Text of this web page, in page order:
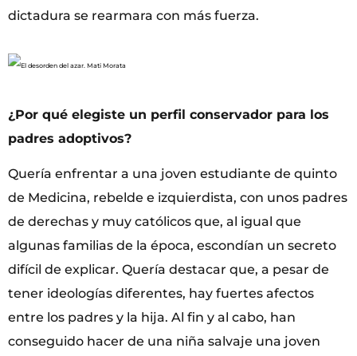
dictadura se rearmara con más fuerza.
¿Por qué elegiste un perfil conservador para los
padres adoptivos?
Quería enfrentar a una joven estudiante de quinto
de Medicina, rebelde e izquierdista, con unos padres
de derechas y muy católicos que, al igual que
algunas familias de la época, escondían un secreto
difícil de explicar. Quería destacar que, a pesar de
tener ideologías diferentes, hay fuertes afectos
entre los padres y la hija. Al fin y al cabo, han
conseguido hacer de una niña salvaje una joven